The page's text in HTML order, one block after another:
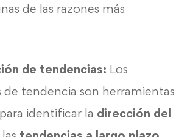
de las razones más
de tendencias: Los
de tendencia son herramientas
identificar la dirección del